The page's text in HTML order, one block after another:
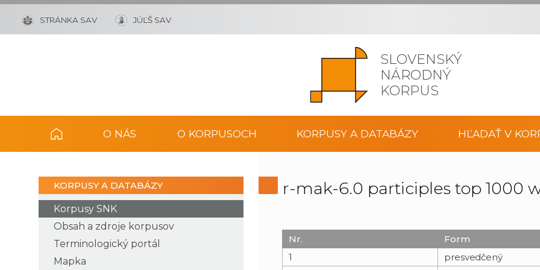
SLOVENSKÝ
NÁRODNÝ
KORPUS
STRÁNKA SAV JÚĽŠ SAV
O NÁS O KORPUSOCH KORPUSY A DATABÁZY HĽADAŤ V
KORPUSY A DATABÁZY
Korpusy SNK
Obsah a zdroje korpusov
Terminologický portál
Mapka
r-mak-6.0 participles top 1000
Nr. Form
1
presvedčený